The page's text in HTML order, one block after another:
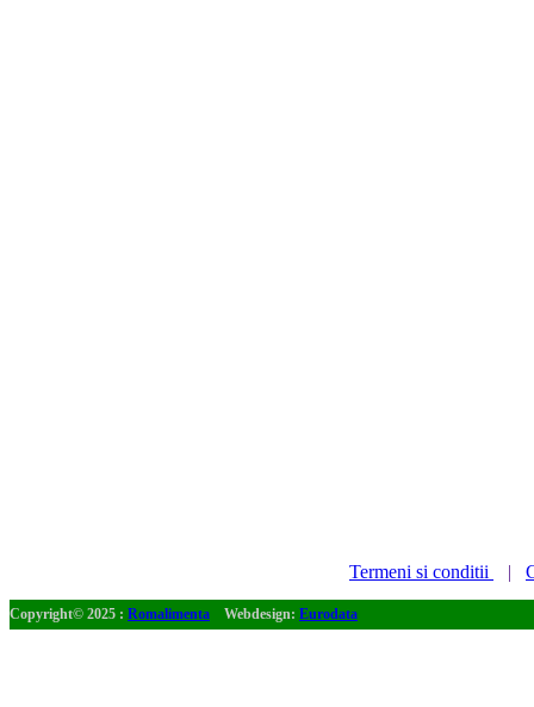
Termeni si conditii |
Copyright© 2025 : Romalimenta Webdesign: Eurodata